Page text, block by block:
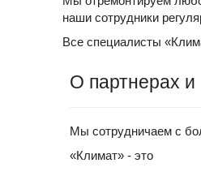
наши сотрудники
Все специалисты
О партнерах и
Мы сотрудничаем с
«Климат» - это